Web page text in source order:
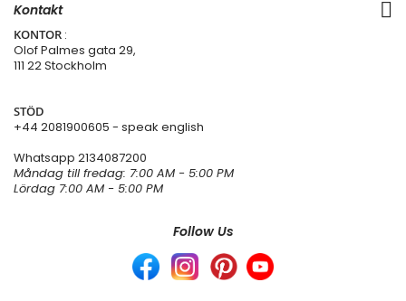
Kontakt
KONTOR :
Olof Palmes gata 29,
111 22 Stockholm
STÖD
+44 2081900605 - speak english
Whatsapp 2134087200
Måndag till fredag: 7:00 AM - 5:00 PM
Lördag 7:00 AM - 5:00 PM
Follow Us